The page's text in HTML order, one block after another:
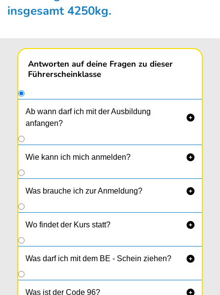
insgesamt 4250kg.
Antworten auf deine Fragen zu dieser
Führerscheinklasse
Ab wann darf ich mit der Ausbildung
anfangen?

Ab 17,5 Jahren.
Wie kann ich mich anmelden?

Was brauche ich zur Anmeldung? 
Wo findet der Kurs statt? 
Was darf ich mit dem BE - Schein ziehen? 
Was ist der Code 96? 